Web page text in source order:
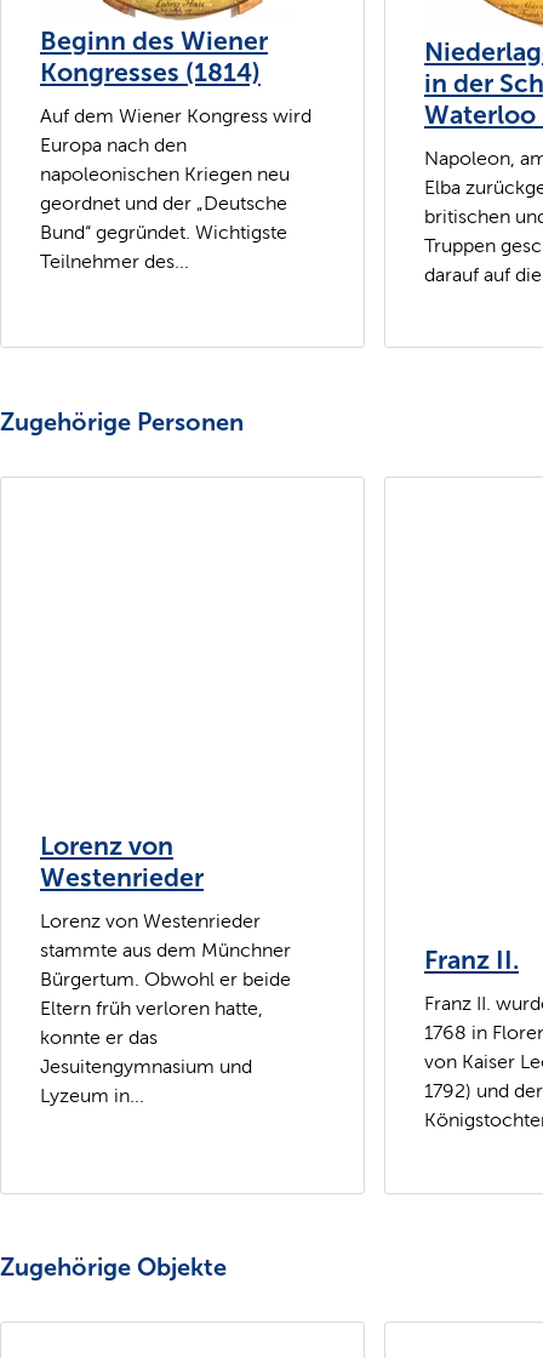
Beginn des Wiener
Kongresses (1814)
Auf dem Wiener Kongress wird
Europa nach den
napoleonischen Kriegen neu
geordnet und der „Deutsche
Bund“ gegründet. Wichtigste
Teilnehmer des...
in der
Waterloo
Napoleon,
Elba
britischen
Truppen
darauf auf
Zugehörige Personen
Lorenz von
Westenrieder
Lorenz von Westenrieder
stammte aus dem Münchner
Bürgertum. Obwohl er beide
Eltern früh verloren hatte,
konnte er das
Jesuitengymnasium und
Lyzeum in...
Franz II.
Franz II.
1768 in
von Kaiser
1792) und
Zugehörige Objekte